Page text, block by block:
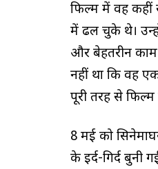
फिल्म में वह कहीं
में ढल चुके थे।
और बेहतरीन काम
नहीं था कि वह
पूरी तरह से
8 मई को
के इर्द-गिर्द